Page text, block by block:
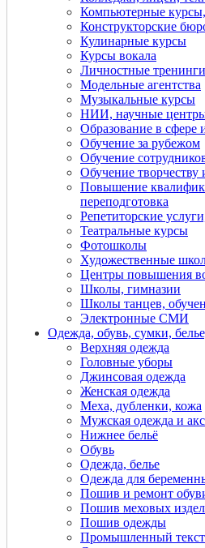
Компьютерные
Конструкторские
Кулинарные курсы
Курсы вокала
Личностные тренинги
Модельные агентства
Музыкальные курсы
НИИ, научные
Образование в сфере
Обучение за рубежом
Обучение
Обучение творчеству
Повышение
переподготовка
Репетиторские
Театральные курсы
Фотошколы
Художественные
Центры повышения
Школы, гимназии
Школы танцев,
Электронные СМИ
Одежда, обувь, сумки,
Верхняя одежда
Головные уборы
Джинсовая одежда
Женская одежда
Меха, дубленки, кожа
Мужская одежда и
Нижнее бельё
Обувь
Одежда, белье
Одежда для
Пошив и ремонт
Пошив меховых
Пошив одежды
Промышленный